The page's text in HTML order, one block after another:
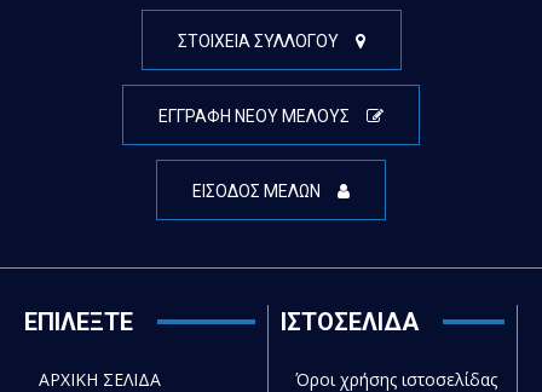
ΣΤΟΙΧΕΙΑ ΣΥΛΛΟΓΟΥ
ΕΓΓΡΑΦΗ ΝΕΟΥ ΜΕΛΟΥΣ
ΕΙΣΟΔΟΣ ΜΕΛΩΝ
ΕΠΙΛΕΞΤΕ
ΑΡΧΙΚΗ ΣΕΛΙΔΑ
ΙΣΤΟΣΕΛΙΔΑ
Όροι χρήσης ιστοσελίδας